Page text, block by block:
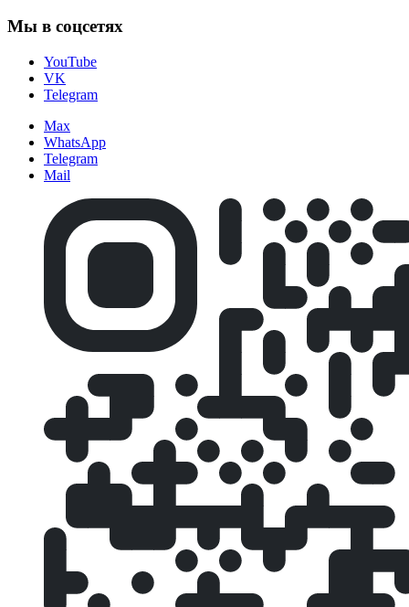
Мы в соцсетях
YouTube
VK
Telegram
Max
WhatsApp
Telegram
Mail